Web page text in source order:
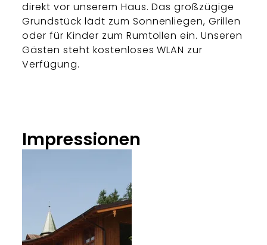
direkt vor unserem Haus. Das großzügige
Grundstück lädt zum Sonnenliegen, Grillen
oder für Kinder zum Rumtollen ein. Unseren
Gästen steht kostenloses WLAN zur
Verfügung.
Impressionen